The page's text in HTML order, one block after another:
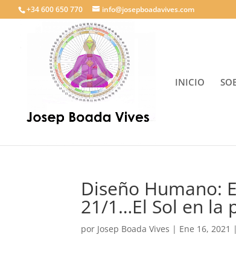
+34 600 650 770 info@josepboadavives.com
INICIO
Diseño Humano:
21/1…El Sol en la
por Josep Boada Vives | Ene 16, 2021 |